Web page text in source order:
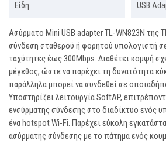
Είδη USB
Ασύρματο Mini USB adapter TL-WN823N της
σύνδεση σταθερού ή φορητού υπολογιστή
ταχύτητες έως 300Mbps. Διαθέτει κομψή
μέγεθος, ώστε να παρέχει τη δυνατότητα
παράλληλα μπορεί να συνδεθεί σε
Υποστηρίζει λειτουργία SoftAP,
ενσύρματης σύνδεσης στο διαδίκτυο ενός
ένα hotspot Wi-Fi. Παρέχει εύκολη
ασύρματης σύνδεσης με το πάτημα ενός